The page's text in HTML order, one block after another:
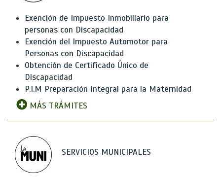
Exención de Impuesto Inmobiliario para
personas con Discapacidad
Exención del Impuesto Automotor para
Personas con Discapacidad
Obtención de Certificado Único de
Discapacidad
P.I.M Preparación Integral para la Maternidad
MÁS TRÁMITES
SERVICIOS MUNICIPALES